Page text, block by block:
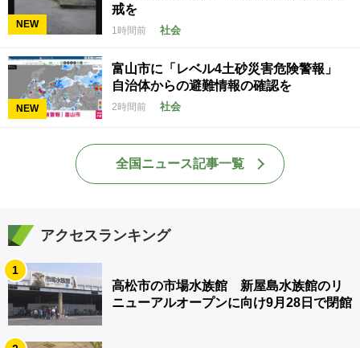
NEW
戒を
1時間前 社会
NEW
富山市に「レベル4土砂災害危険警報」
自治体からの避難情報の確認を
2時間前 社会
全国ニュース記事一覧
アクセスランキング
1
高松市の市場水族館 新屋島水族館のリ
ニューアルオープンに向け9月28日で閉館